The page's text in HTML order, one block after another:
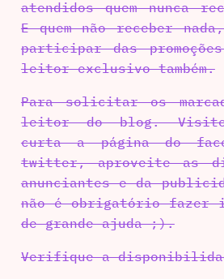
atendidos quem nunca
E quem não receber
participar das
leitor exclusivo também.
Para solicitar os
leitor do blog.
curta a página do
twitter, aproveite as
anunciantes e da
não é obrigatório fazer
de grande ajuda ;).
Verifique a